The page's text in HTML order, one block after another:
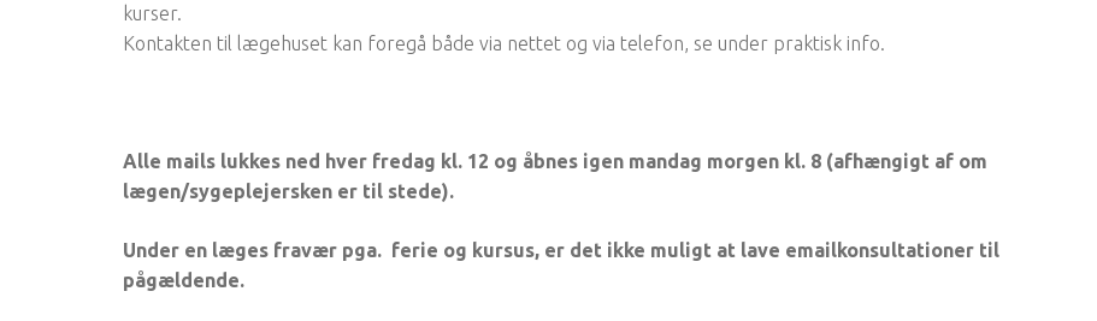
kurser.
Kontakten til lægehuset kan foregå både via nettet og via telefon, se under praktisk info.
Alle mails lukkes ned hver fredag kl. 12 og åbnes igen mandag morgen kl. 8 (afhængigt af om
lægen/sygeplejersken er til stede).
Under en læges fravær pga. ferie og kursus, er det ikke muligt at lave emailkonsultationer til
pågældende.